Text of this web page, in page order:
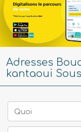
Adresses
kantaoui
Quoi